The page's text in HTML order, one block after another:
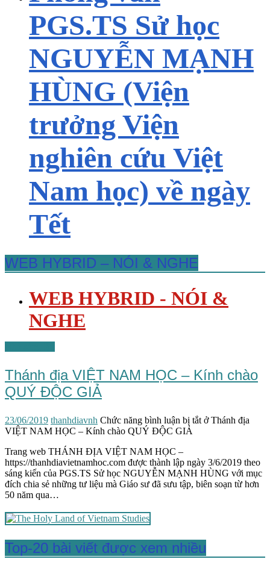
PGS.TS Sử học
NGUYỄN MẠNH
HÙNG (Viện
trưởng Viện
nghiên cứu Việt
Nam học) về ngày
Tết
WEB HYBRID – NÓI & NGHE
WEB HYBRID - NÓI &
NGHE
Thánh địa VIỆT NAM HỌC – Kính chào
QUÝ ĐỘC GIẢ
23/06/2019 thanhdiavnh Chức năng bình luận bị tắt ở Thánh địa
VIỆT NAM HỌC – Kính chào QUÝ ĐỘC GIẢ
Trang web THÁNH ĐỊA VIỆT NAM HỌC –
https://thanhdiavietnamhoc.com được thành lập ngày 3/6/2019 theo
sáng kiến của PGS.TS Sử học NGUYỄN MẠNH HÙNG với mục
đích chia sẻ những tư liệu mà Giáo sư đã sưu tập, biên soạn từ hơn
50 năm qua…
Top-20 bài viết được xem nhiều